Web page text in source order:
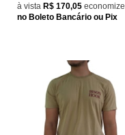
à vista R$ 170,05 economize
no Boleto Bancário ou Pix